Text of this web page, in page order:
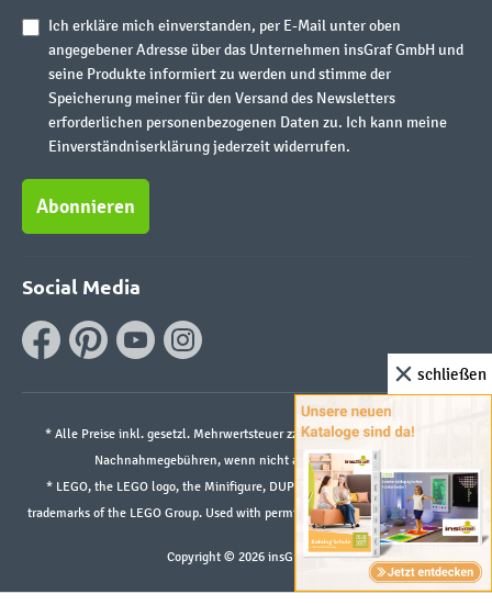
Ich erkläre mich einverstanden, per E-Mail unter oben
angegebener Adresse über das Unternehmen insGraf GmbH und
seine Produkte informiert zu werden und stimme der
Speicherung meiner für den Versand des Newsletters
erforderlichen personenbezogenen Daten zu. Ich kann meine
Einverständniserklärung jederzeit widerrufen.
Abonnieren
Social Media
* Alle Preise inkl. gesetzl. Mehrwertsteuer zzgl.Versandkostenund ggf.
Nachnahmegebühren, wenn nicht anders angegeben.
* LEGO, the LEGO logo, the Minifigure, DUPLO, and the SPIKE logo are
trademarks of the LEGO Group. Used with permission. ©2026 The LEGO Group
Copyright © 2026 insGraf.de
schließen